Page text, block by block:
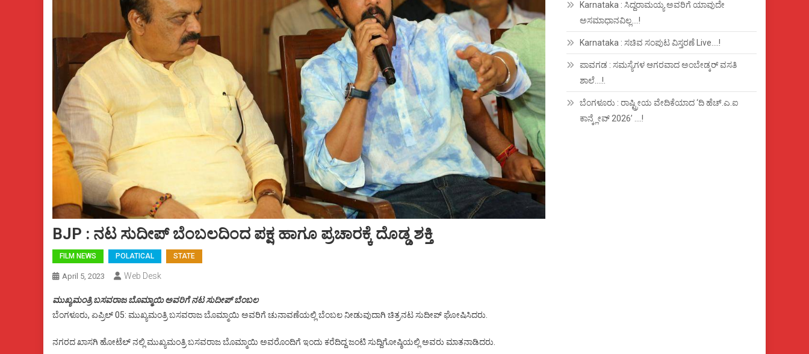
BJP : ನಟ ಸುದೀಪ್ ಬೆಂಬಲದಿಂದ ಪಕ್ಷ ಹಾಗೂ ಪ್ರಚಾರಕ್ಕೆ ದೊಡ್ಡ ಶಕ್ತಿ
FILM NEWS POLATICAL STATE
April 5, 2023 Web Desk
ಮುಖ್ಯಮಂತ್ರಿ ಬಸವರಾಜ ಬೊಮ್ಮಾಯಿ ಅವರಿಗೆ ನಟ ಸುದೀಪ್ ಬೆಂಬಲ
ಬೆಂಗಳೂರು, ಏಪ್ರಿಲ್ 05: ಮುಖ್ಯಮಂತ್ರಿ ಬಸವರಾಜ ಬೊಮ್ಮಾಯಿ ಅವರಿಗೆ ಚುನಾವಣೆಯಲ್ಲಿ ಬೆಂಬಲ ನೀಡುವುದಾಗಿ ಚಿತ್ರನಟ ಸುದೀಪ್ ಘೋಷಿಸಿದರು.
ನಗರದ ಖಾಸಗಿ ಹೋಟೆಲ್ ನಲ್ಲಿ ಮುಖ್ಯಮಂತ್ರಿ ಬಸವರಾಜ ಬೊಮ್ಮಾಯಿ ಅವರೊಂದಿಗೆ ಇಂದು ಕರೆದಿದ್ದ ಜಂಟಿ ಸುದ್ದಿಗೋಷ್ಠಿಯಲ್ಲಿ ಅವರು ಮಾತನಾಡಿದರು.
Karnataka : ಸಿದ್ದರಾಮಯ್ಯ ಅವರಿಗೆ ಯಾವುದೇ
ಅಸಮಾಧಾನವಿಲ್ಲ….!
Karnataka : ಸಚಿವ ಸಂಪುಟ ವಿಸ್ತರಣೆ Live….!
ಪಾವಗಡ : ಸಮಸ್ಯೆಗಳ ಆಗರವಾದ ಅಂಬೇಡ್ಕರ್ ವಸತಿ
ಶಾಲೆ….!.
ಬೆಂಗಳೂರು : ರಾಷ್ಟ್ರೀಯ ವೇದಿಕೆಯಾದ ‘ದಿ ಹೆಚ್.ಎ.ಐ
ಕಾನ್ಕ್ಲೇವ್ 2026’ ….!